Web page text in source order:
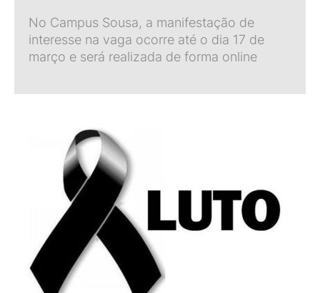
No Campus Sousa, a manifestação de
interesse na vaga ocorre até o dia 17 de
março e será realizada de forma online